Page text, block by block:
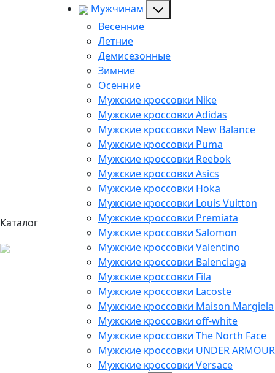
Каталог
Мужчинам
Весенние
Летние
Демисезонные
Зимние
Осенние
Мужские кроссовки Nike
Мужские кроссовки Adidas
Мужские кроссовки New Balance
Мужские кроссовки Puma
Мужские кроссовки Reebok
Мужские кроссовки Asics
Мужские кроссовки Hoka
Мужские кроссовки Louis Vuitton
Мужские кроссовки Premiata
Мужские кроссовки Salomon
Мужские кроссовки Valentino
Мужские кроссовки Balenciaga
Мужские кроссовки Fila
Мужские кроссовки Lacoste
Мужские кроссовки Maison Margiela
Мужские кроссовки off-white
Мужские кроссовки The North Face
Мужские кроссовки UNDER ARMOUR
Мужские кроссовки Versace